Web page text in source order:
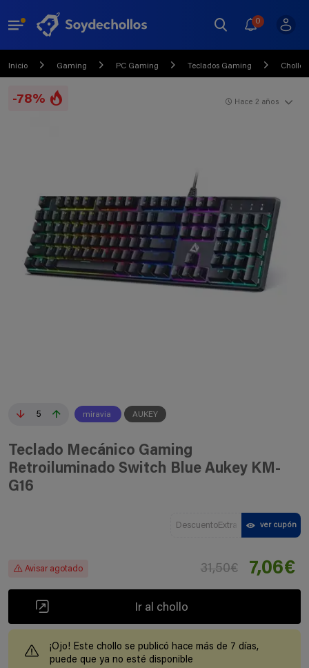
0
Inicio Gaming PC Gaming Teclados Gaming Chollo
-78%
5 miravia AUKEY
Hace 2 años
Teclado Mecánico Gaming
Retroiluminado Switch Blue Aukey KM-
G16
DescuentoExtra ver cupón
Avisar agotado 31,50€ 7,06€
Ir al chollo
¡Ojo! Este chollo se publicó hace más de 7 días,
puede que ya no esté disponible